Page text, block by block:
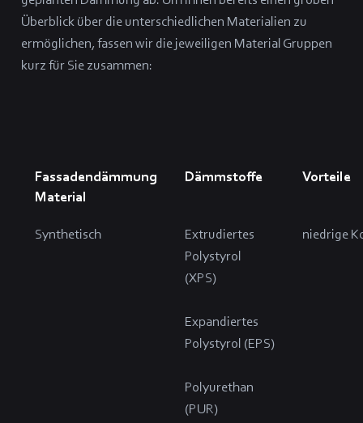
Überblick über die unterschiedlichen Materialien zu
ermöglichen, fassen wir die jeweiligen Material Gruppen
kurz für Sie zusammen:
Fassadendämmung
Material
Dämmstoffe Vorteile
Synthetisch
Extrudiertes
Polystyrol
(XPS)
Expandiertes
Polystyrol (EPS)
Polyurethan
(PUR)
niedrige